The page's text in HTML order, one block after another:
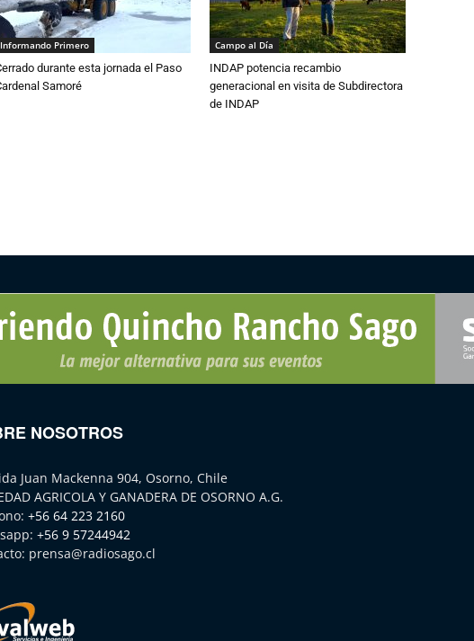
Informando Primero
durante esta jornada el Paso
Samoré
Campo al Día
INDAP potencia recambio
generacional en visita de Subdirectora
de INDAP
NOSOTROS
Juan Mackenna 904, Osorno, Chile
AGRICOLA Y GANADERA DE OSORNO A.G.
+56 64 223 2160
+56 9 57244942
prensa@radiosago.cl